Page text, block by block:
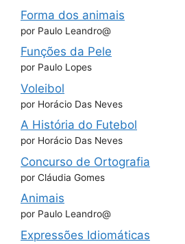
Forma dos animais
por Paulo Leandro@
Funções da Pele
por Paulo Lopes
Voleibol
por Horácio Das Neves
A História do Futebol
por Horácio Das Neves
Concurso de Ortografia
por Cláudia Gomes
Animais
por Paulo Leandro@
Expressões Idiomáticas